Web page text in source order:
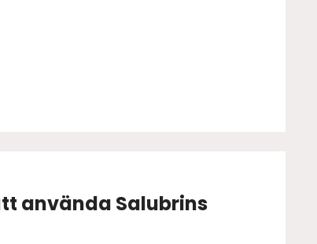
använda Salubrins